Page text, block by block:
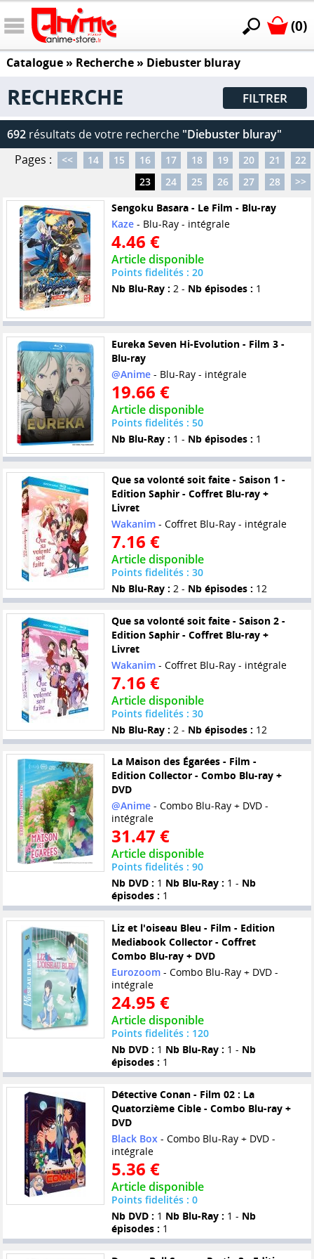
(0)
Catalogue» Recherche » Diebuster bluray
RECHERCHE FILTRER
692 résultats de votre recherche "Diebuster bluray"
Pages :
<< 14 15 16 17 18 19 20 21
22
23
24 25 26 27 28
>>
Sengoku Basara - Le Film - Blu-ray
Kaze- Blu-Ray - intégrale
4.46 €
Article disponible
Points fidelités : 20
Nb Blu-Ray : 2 - Nb épisodes : 1
Eureka Seven Hi-Evolution - Film 3 -
Blu-ray
@Anime- Blu-Ray - intégrale
19.66 €
Article disponible
Points fidelités : 50
Nb Blu-Ray : 1 - Nb épisodes : 1
Que sa volonté soit faite - Saison 1 -
Edition Saphir - Coffret Blu-ray +
Livret
Wakanim- Coffret Blu-Ray - intégrale
7.16 €
Article disponible
Points fidelités : 30
Nb Blu-Ray : 2 - Nb épisodes : 12
Que sa volonté soit faite - Saison 2 -
Edition Saphir - Coffret Blu-ray +
Livret
Wakanim- Coffret Blu-Ray - intégrale
7.16 €
Article disponible
Points fidelités : 30
Nb Blu-Ray : 2 - Nb épisodes : 12
La Maison des Égarées - Film -
Edition Collector - Combo Blu-ray +
DVD
@Anime- Combo Blu-Ray + DVD -
intégrale
31.47 €
Article disponible
Points fidelités : 90
Nb DVD : 1 Nb Blu-Ray : 1 - Nb
épisodes : 1
Liz et l'oiseau Bleu - Film - Edition
Mediabook Collector - Coffret
Combo Blu-ray + DVD
Eurozoom- Combo Blu-Ray + DVD -
intégrale
24.95 €
Article disponible
Points fidelités : 120
Nb DVD : 1 Nb Blu-Ray : 1 - Nb
épisodes : 1
Détective Conan - Film 02 : La
Quatorzième Cible - Combo Blu-ray +
DVD
Black Box- Combo Blu-Ray + DVD -
intégrale
5.36 €
Article disponible
Points fidelités : 0
Nb DVD : 1 Nb Blu-Ray : 1 - Nb
épisodes : 1